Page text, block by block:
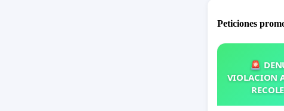
Peticiones
🚨
VIOLACION